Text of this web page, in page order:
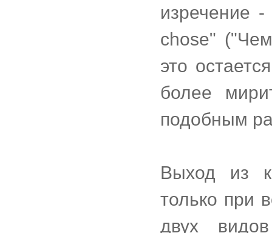
изречение
chose"
это
более
подобным
Выход из
только при
двух